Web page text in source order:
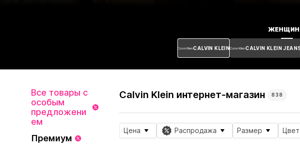
CALVIN KLEIN CALVIN KLEIN
Все товары с
особым
предложени
ем
Премиум
Calvin Klein интернет-магазин 838
Цена Распродажа Размер Цвет